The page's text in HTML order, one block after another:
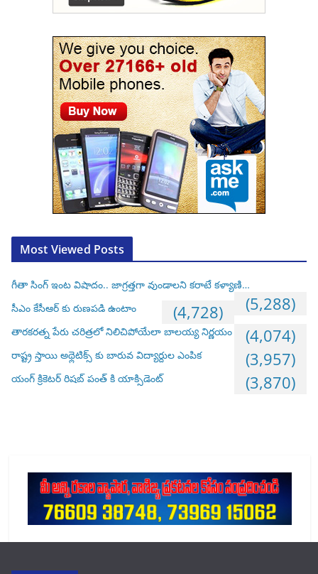
Most Viewed Posts
గీతా సింగ్ ఇంట విషాదం.. జాగ్రత్తగా వుండాలని కరాటే కళ్యాణి…
(5,288)
సీఎం కేసీఆర్ కు రుణపడి ఉంటాం (4,728)
తారకరత్న పేరు చరిత్రలో నిలిచిపోయేలా బాలయ్య నిర్ణయం (4,074)
రాష్ట్ర స్తాయి అథ్లెటిక్స్ కు బారువ విద్యార్దుల ఎంపిక (3,957)
యంగ్ క్రికెటర్ రిషబ్ పంత్ కి యాక్సిడెంట్ (3,870)